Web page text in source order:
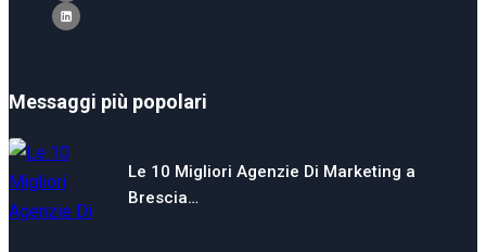
Messaggi più popolari
Le 10 Migliori Agenzie Di Marketing a
Brescia…